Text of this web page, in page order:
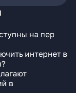
на пер
интернет в
в